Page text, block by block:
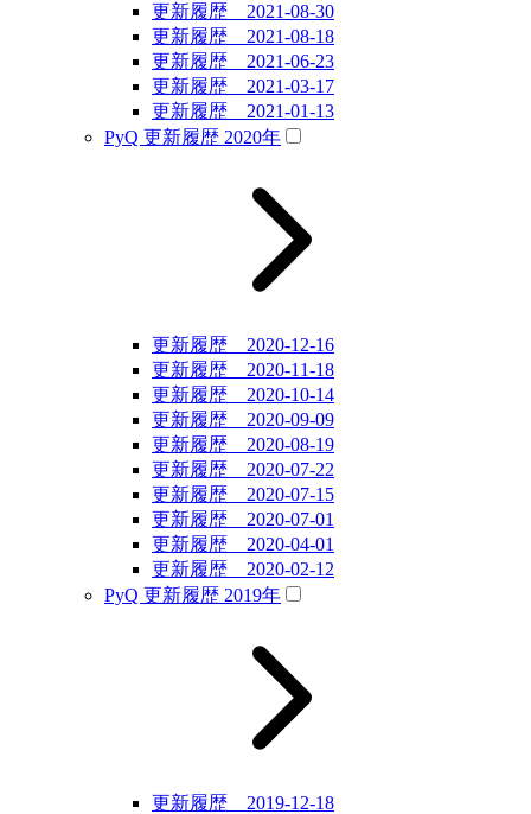
更新履歴 2021-08-30
更新履歴 2021-08-18
更新履歴 2021-06-23
更新履歴 2021-03-17
更新履歴 2021-01-13
PyQ 更新履歴 2020年
更新履歴 2020-12-16
更新履歴 2020-11-18
更新履歴 2020-10-14
更新履歴 2020-09-09
更新履歴 2020-08-19
更新履歴 2020-07-22
更新履歴 2020-07-15
更新履歴 2020-07-01
更新履歴 2020-04-01
更新履歴 2020-02-12
PyQ 更新履歴 2019年
更新履歴 2019-12-18